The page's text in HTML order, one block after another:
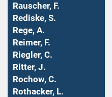
Rauscher, F.
Rediske, S.
Rege, A.
Reimer, F.
Riegler, C.
Ritter, J.
Rochow, C.
Rothacker, L.